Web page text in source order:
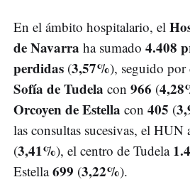
En el ámbito hospitalario, el
de Navarra ha sumado 4.408
perdidas (3,57%), seguido por
Sofía de Tudela con 966 (
Orcoyen de Estella con 405 (
las consultas sucesivas, el HUN
(3,41%), el centro de Tudela
Estella699 (3,22%).